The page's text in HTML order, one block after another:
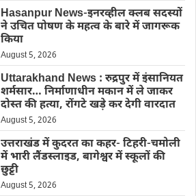
Hasanpur News-इनरव्हील क्लब सदस्यों
ने उचित पोषण के महत्व के बारे में जागरूक
किया
August 5, 2026
Uttarakhand News : रुद्रपुर में इंसानियत
शर्मसार… निर्माणाधीन मकान में ले जाकर
दोस्त की हत्या, रोंगटे खड़े कर देगी वारदात
August 5, 2026
उत्तराखंड में कुदरत का कहर- टिहरी-चमोली
में भारी लैंडस्लाइड, बागेश्वर में स्कूलों की
छुट्टी
August 5, 2026